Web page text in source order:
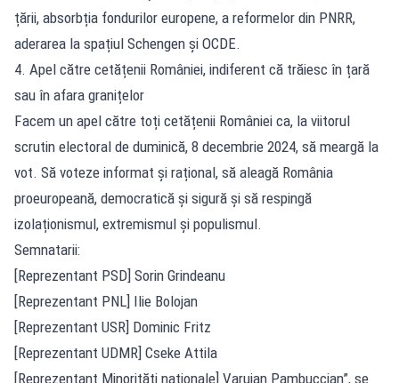
țării, absorbția fondurilor europene, a reformelor din PNRR,
aderarea la spațiul Schengen și OCDE.
4. Apel către cetățenii României, indiferent că trăiesc în țară
sau în afara granițelor
Facem un apel către toți cetățenii României ca, la viitorul
scrutin electoral de duminică, 8 decembrie 2024, să meargă la
vot. Să voteze informat și rațional, să aleagă România
proeuropeană, democratică și sigură și să respingă
izolaționismul, extremismul și populismul.
Semnatarii:
[Reprezentant PSD] Sorin Grindeanu
[Reprezentant PNL] Ilie Bolojan
[Reprezentant USR] Dominic Fritz
[Reprezentant UDMR] Cseke Attila
[Reprezentant Minorități naționale] Varujan Pambuccian”, se